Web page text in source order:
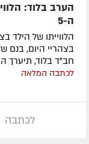
הערב בלוד:
ה-5
בצהריי היום, בנם
חב"ד בלוד, תיערך הערב בשעה 18:00
לכתבה המלאה
לכתבה